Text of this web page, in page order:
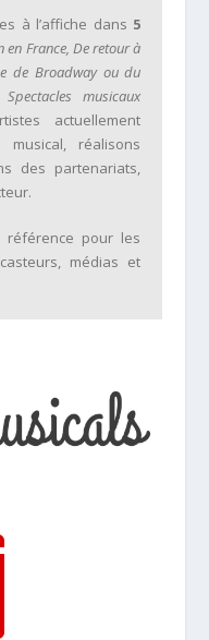
à l’affiche dans 5
France, De retour à
de Broadway ou du
musicaux
actuellement
réalisons
des partenariats,
pour les
médias et